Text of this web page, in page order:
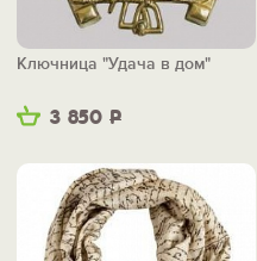
3 850 Р
Ключница "Удача в дом"